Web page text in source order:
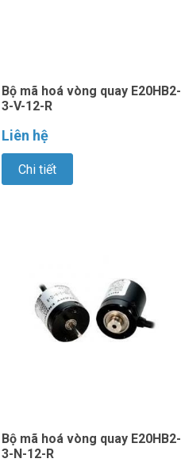
Bộ mã hoá vòng quay
3-V-12-R
Liên hệ
Chi tiết
Bộ mã hoá vòng quay
3-N-12-R